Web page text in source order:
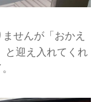
せんが「おかえ
と迎え入れてくれ